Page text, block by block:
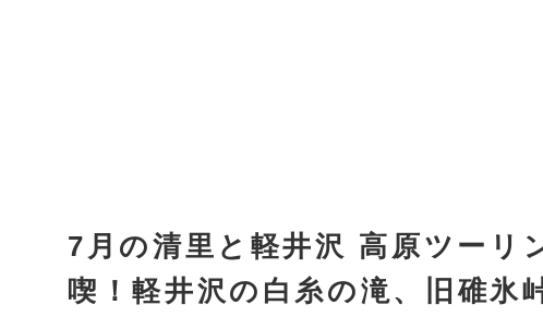
7月の清里と軽井沢 高原ツーリ
喫！軽井沢の白糸の滝、旧碓氷